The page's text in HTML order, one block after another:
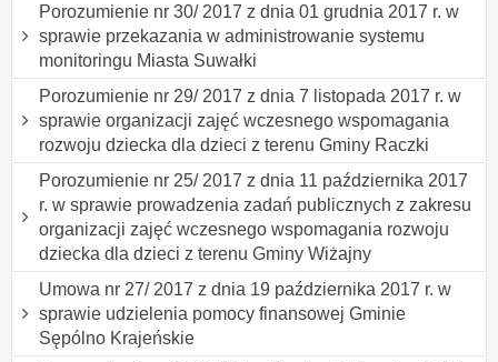
Porozumienie nr 30/ 2017 z dnia 01 grudnia 2017 r. w
sprawie przekazania w administrowanie systemu
monitoringu Miasta Suwałki
Porozumienie nr 29/ 2017 z dnia 7 listopada 2017 r. w
sprawie organizacji zajęć wczesnego wspomagania
rozwoju dziecka dla dzieci z terenu Gminy Raczki
Porozumienie nr 25/ 2017 z dnia 11 października 2017
r. w sprawie prowadzenia zadań publicznych z zakresu
organizacji zajęć wczesnego wspomagania rozwoju
dziecka dla dzieci z terenu Gminy Wiżajny
Umowa nr 27/ 2017 z dnia 19 października 2017 r. w
sprawie udzielenia pomocy finansowej Gminie
Sępólno Krajeńskie